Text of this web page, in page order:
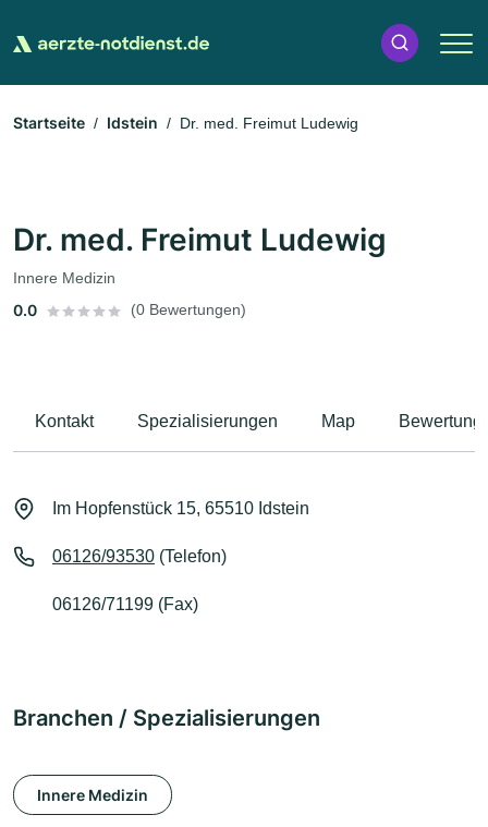
Startseite Idstein Dr. med. Freimut Ludewig
Dr. med. Freimut Ludewig
Innere Medizin
0.0 (0 Bewertungen)
Kontakt Spezialisierungen Map
Im Hopfenstück 15, 65510 Idstein
06126/93530 (Telefon)
06126/71199 (Fax)
Branchen / Spezialisierungen
Innere Medizin